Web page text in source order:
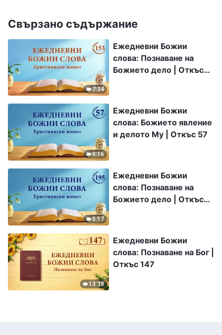
Свързано съдържание
7:34
Ежедневни Божии
слова: Познаване на
Божието дело | Откъс
9:16
Ежедневни Божии
слова: Божието явление
и делото Му | Откъс 57
5:17
Ежедневни Божии
слова: Познаване на
Божието дело | Откъс
13:38
Ежедневни Божии
слова: Познаване на Бог |
Откъс 147